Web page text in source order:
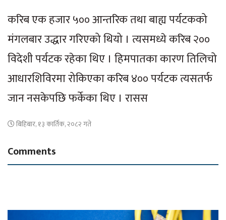
करिब एक हजार ५०० आन्तरिक तथा बाह्य पर्यटकको
मंगलबार उद्धार गरिएको थियो । त्यसमध्ये करिब २००
विदेशी पर्यटक रहेका थिए । हिमपातका कारण तिलिचो
आधारशिविरमा रोकिएका करिब ४०० पर्यटक त्यसतर्फ
जान नसकेपछि फर्केका थिए । रासस
बिहिबार, १३ कार्तिक, २०८२ गते
Comments